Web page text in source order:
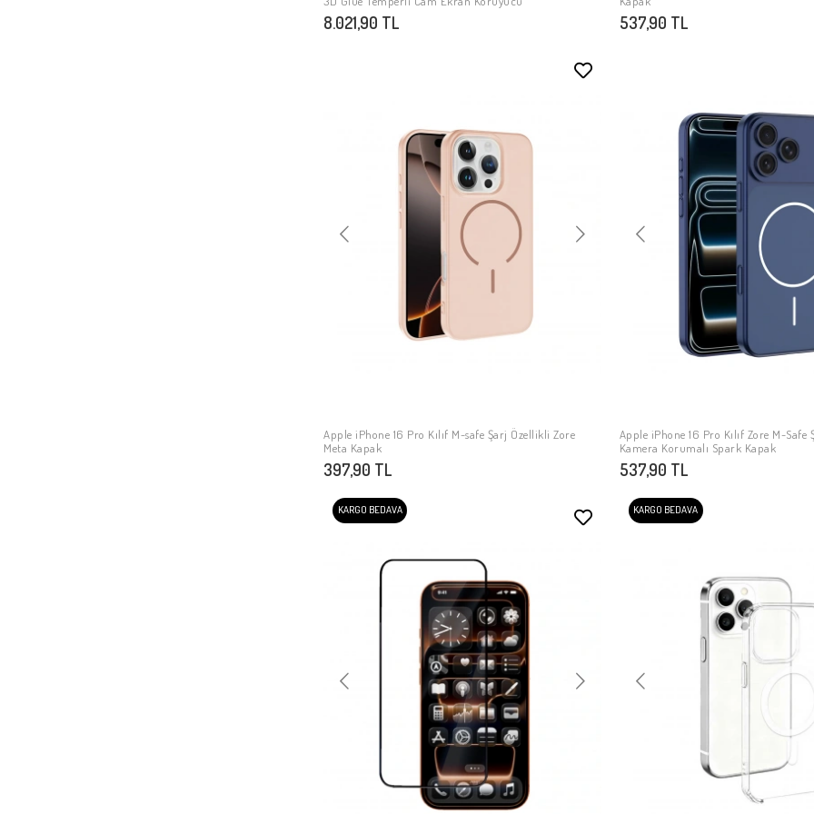
8.021,90 TL 537,90 TL
SEPETE EKLE
Apple iPhone 16 Pro Kılıf M-safe Şarj Özellikli Zore
Meta Kapak
397,90 TL
SEPETE EKLE
Apple iPhone 16 Pro Kılıf Zore M-Safe
Kamera Korumalı Spark Kapak
537,90 TL
KARGO BEDAVA KARGO BEDAVA